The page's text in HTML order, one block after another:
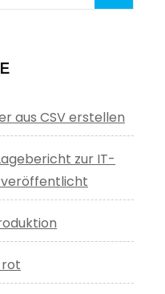
aus CSV erstellen
zur IT-
veröffentlicht